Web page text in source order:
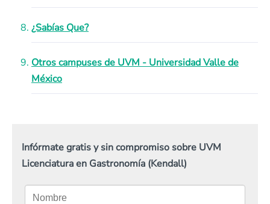
¿Sabías Que?
Otros campuses de UVM - Universidad Valle de
México
Infórmate gratis y sin compromiso sobre UVM
Licenciatura en Gastronomía (Kendall)